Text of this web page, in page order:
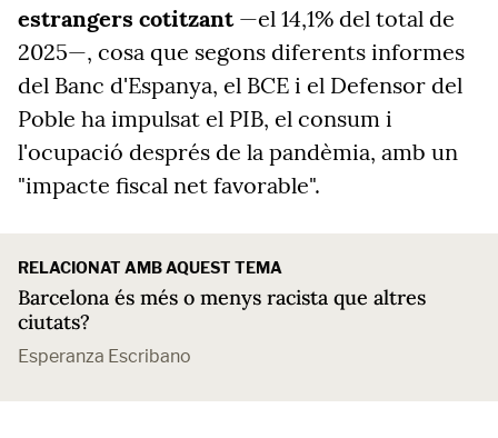
estrangers cotitzant—el 14,1% del total de
2025—, cosa que segons diferents informes
del Banc d'Espanya, el BCE i el Defensor del
Poble ha impulsat el PIB, el consum i
l'ocupació després de la pandèmia, amb un
"impacte fiscal net favorable".
RELACIONAT AMB AQUEST TEMA
Barcelona és més o menys racista que altres
ciutats?
Esperanza Escribano